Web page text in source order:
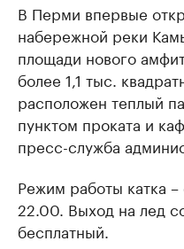
В Перми впервые
набережной реки
площади нового
более 1,1 тыс.
расположен теплый
пунктом проката и
пресс-служба
Режим работы катка
22.00. Выход на лед
бесплатный.